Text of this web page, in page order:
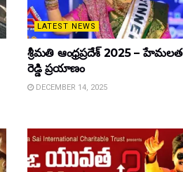
LATEST NEWS
శ్రీమతి ఆంధ్రప్రదేశ్ 2025 – హేమలత
రెడ్డి ప్రయాణం
DECEMBER 14, 2025